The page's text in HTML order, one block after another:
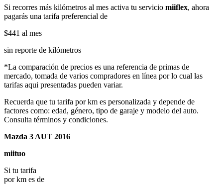
Si recorres más kilómetros al mes activa tu servicio miiflex, ahora
pagarás una tarifa preferencial de
$441 al mes
sin reporte de kilómetros
*La comparación de precios es una referencia de primas de
mercado, tomada de varios compradores en línea por lo cual las
tarifas aqui presentadas pueden variar.
Recuerda que tu tarifa por km es personalizada y depende de
factores como: edad, género, tipo de garaje y modelo del auto.
Consulta términos y condiciones.
Mazda 3 AUT 2016
miituo
Si tu tarifa
por km es de